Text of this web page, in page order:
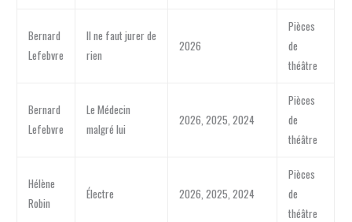
Bernard
Lefebvre
Il ne faut jurer de
rien
2026
Pièces
de
théâtre
Bernard
Lefebvre
Le Médecin
malgré lui
2026, 2025, 2024
Pièces
de
théâtre
Hélène
Robin
Électre 2026, 2025, 2024
Pièces
de
théâtre